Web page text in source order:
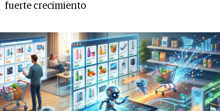
fuerte crecimiento